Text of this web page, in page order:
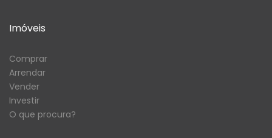
Imóveis
Comprar
Arrendar
Vender
Investir
O que procura?